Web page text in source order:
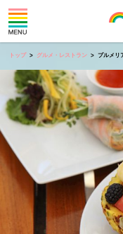
トップ グルメ・レストラン プルメリ